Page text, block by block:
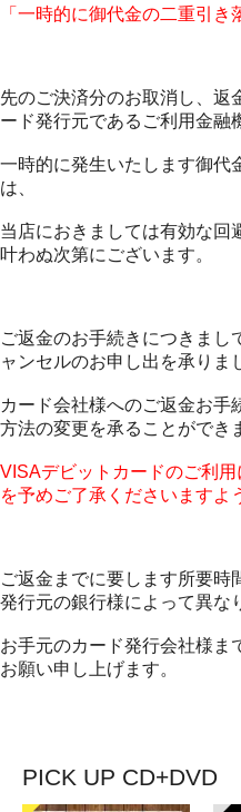
「一時的に御代金の二重引き
先のご決済分のお取消し、返
ード発行元であるご利用金融
一時的に発生いたします御代
は、
当店におきましては有効な回
叶わぬ次第にございます。
ご返金のお手続きにつきまし
ャンセルのお申し出を承りま
カード会社様へのご返金お手
方法の変更を承ることができ
VISAデビットカードのご利
を予めご了承くださいますよ
ご返金までに要します所要時
発行元の銀行様によって異な
お手元のカード発行会社様ま
お願い申し上げます。
PICK UP CD+DVD